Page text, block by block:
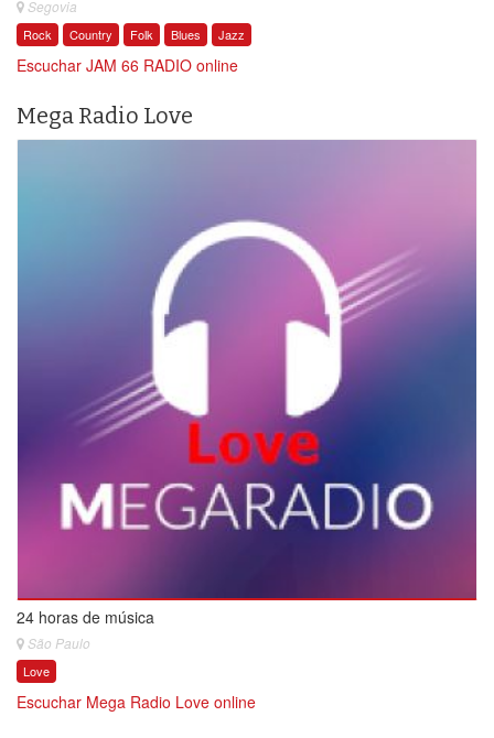
Segovia
Rock Country Folk Blues Jazz
Escuchar JAM 66 RADIO online
Mega Radio Love
24 horas de música
São Paulo
Love
Escuchar Mega Radio Love online